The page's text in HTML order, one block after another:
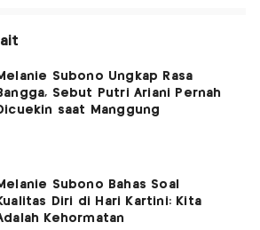
Subono Ungkap Rasa
Sebut Putri Ariani Pernah
saat Manggung
Subono Bahas Soal
Diri di Hari Kartini: Kita
Kehormatan